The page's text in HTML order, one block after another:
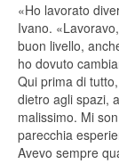
«Ho lavorato
Ivano.
buon livello,
ho dovuto
Qui prima di
dietro agli spazi,
malissimo. Mi
parecchia
Avevo sempre